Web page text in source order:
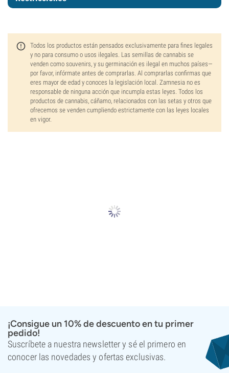
Todos los productos están pensados exclusivamente para fines legales
y no para consumo o usos ilegales. Las semillas de cannabis se
venden como souvenirs, y su germinación es ilegal en muchos países—
por favor, infórmate antes de comprarlas. Al comprarlas confirmas que
eres mayor de edad y conoces la legislación local. Zamnesia no es
responsable de ninguna acción que incumpla estas leyes. Todos los
productos de cannabis, cáñamo, relacionados con las setas y otros que
ofrecemos se venden cumpliendo estrictamente con las leyes locales
en vigor.
¡Consigue un 10% de descuento en tu primer
pedido!
Suscríbete a nuestra newsletter y sé el primero en
conocer las novedades y ofertas exclusivas.